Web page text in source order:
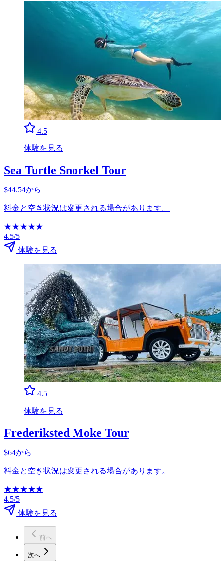
4.5
体験を見る
Sea Turtle Snorkel Tour
$44.54から
料金と空き状況は変更される場合があります。
★★★★★
4.5/5
体験を見る
4.5
体験を見る
Frederiksted Moke Tour
$64から
料金と空き状況は変更される場合があります。
★★★★★
4.5/5
体験を見る
前へ
次へ